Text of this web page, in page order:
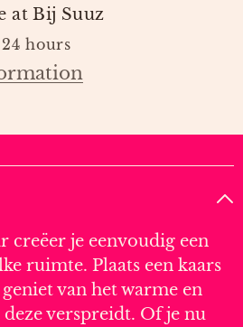
atBij Suuz
hours
creëer je eenvoudig een
ruimte. Plaats een kaars
van het warme en
verspreidt. Of je nu